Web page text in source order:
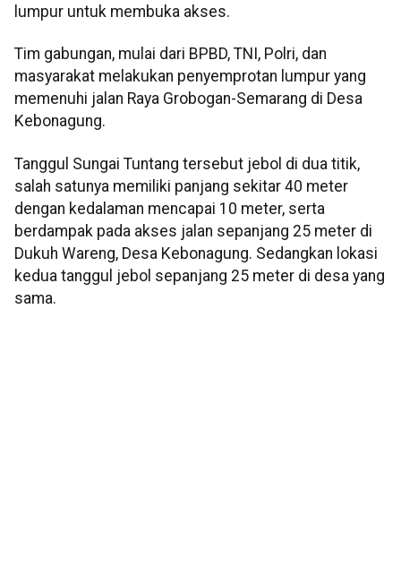
lumpur untuk membuka akses.
Tim gabungan, mulai dari BPBD, TNI, Polri, dan
masyarakat melakukan penyemprotan lumpur yang
memenuhi jalan Raya Grobogan-Semarang di Desa
Kebonagung.
Tanggul Sungai Tuntang tersebut jebol di dua titik,
salah satunya memiliki panjang sekitar 40 meter
dengan kedalaman mencapai 10 meter, serta
berdampak pada akses jalan sepanjang 25 meter di
Dukuh Wareng, Desa Kebonagung. Sedangkan lokasi
kedua tanggul jebol sepanjang 25 meter di desa yang
sama.